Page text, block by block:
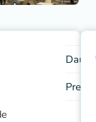
Dauer
Preis